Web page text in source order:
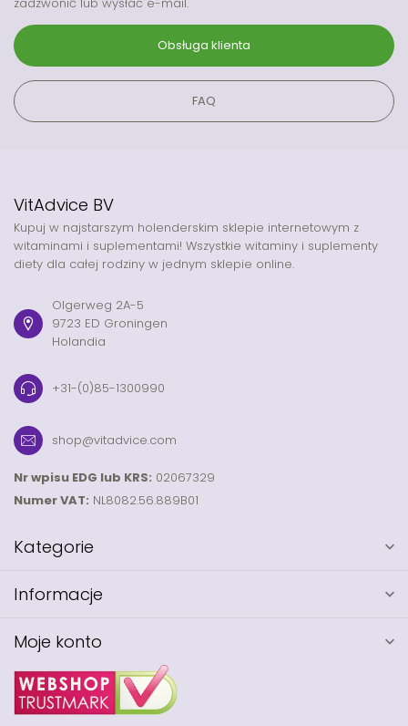
Obsługa klienta
FAQ
VitAdvice BV
Kupuj w najstarszym holenderskim sklepie internetowym z
witaminami i suplementami! Wszystkie witaminy i suplementy
diety dla całej rodziny w jednym sklepie online.
Olgerweg 2A-5
9723 ED Groningen
Holandia
+31-(0)85-1300990
shop@vitadvice.com
Nr wpisu EDG lub KRS: 02067329
Numer VAT: NL8082.56.889B01
Kategorie
Informacje
Moje konto